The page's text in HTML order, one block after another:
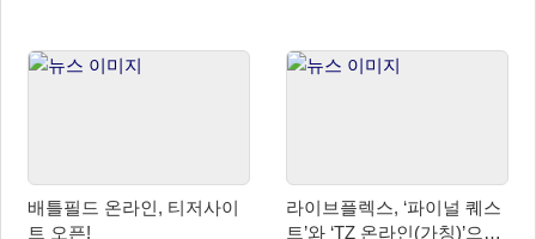
배틀필드 온라인, 티저사이
트 오픈!
라이브플렉스, ‘파이널 퀘스
트’와 ‘TZ 온라인(가칭)’으로